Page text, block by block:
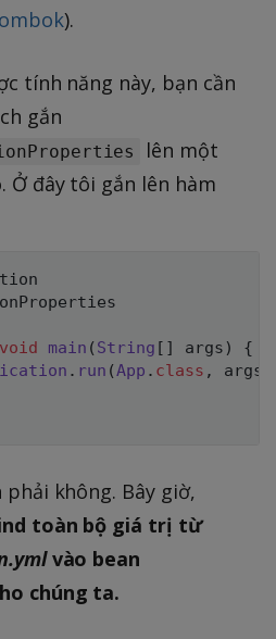
).
tính năng này, bạn cần
gắn
lên một
đây tôi gắn lên hàm
void main ( String [ ] args )
{
. run (App . class , args
không. Bây giờ,
toàn bộ giá trị từ
vào bean
chúng ta.